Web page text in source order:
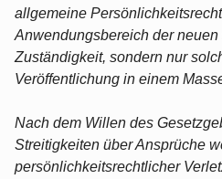
allgemeine
Anwendungsbereich der
Zuständigkeit, sondern nur
Veröffentlichung in einem
Nach dem Willen des
Streitigkeiten über Ansprüche
persönlichkeitsrechtlicher